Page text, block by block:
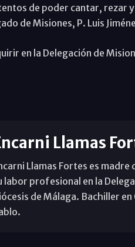
de poder cantar,
de Misiones, P. Luis
en la Delegación de
Llamas
Llamas Fortes es
labor profesional en la
de Málaga. Bachiller en